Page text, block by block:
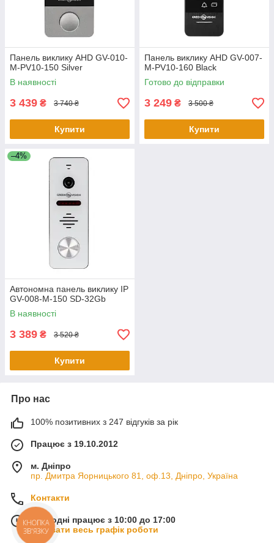
Панель виклику AHD GV-010-
M-PV10-150 Silver
В наявності
3 439 ₴ 3 740 ₴
Купити
Панель виклику AHD GV-007-
M-PV10-160 Black
Готово до відправки
3 249 ₴ 3 500 ₴
Купити
–4%
Автономна панель виклику IP
GV-008-M-150 SD-32Gb
В наявності
3 389 ₴ 3 520 ₴
Купити
Про нас
100% позитивних з 247 відгуків за рік
Працює з 19.10.2012
м. Дніпро
пр. Дмитра Яорницького 81, оф.13, Дніпро, Україна
Контакти
Сьогодні працює з 10:00 до 17:00
Показати весь графік роботи
КНОПКА
ЗВ'ЯЗКУ